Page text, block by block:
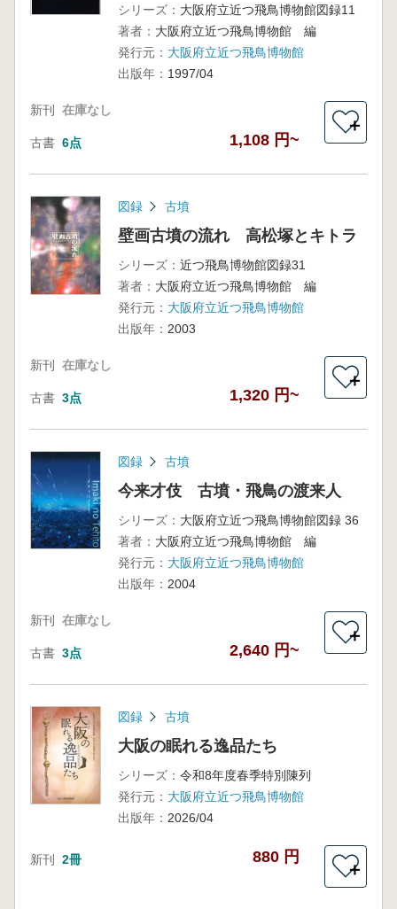
シリーズ： 大阪府立近つ飛鳥博物館図録11
著者： 大阪府立近つ飛鳥博物館 編
発行元： 大阪府立近つ飛鳥博物館
出版年： 1997/04
新刊 在庫なし
古書 6点 1,108 円~
＋
図録 古墳
壁画古墳の流れ 高松塚とキトラ
シリーズ： 近つ飛鳥博物館図録31
著者： 大阪府立近つ飛鳥博物館 編
発行元： 大阪府立近つ飛鳥博物館
出版年： 2003
新刊 在庫なし
古書 3点 1,320 円~
＋
図録 古墳
今来才伎 古墳・飛鳥の渡来人
シリーズ： 大阪府立近つ飛鳥博物館図録 36
著者： 大阪府立近つ飛鳥博物館 編
発行元： 大阪府立近つ飛鳥博物館
出版年： 2004
新刊 在庫なし
古書 3点 2,640 円~
＋
図録 古墳
大阪の眠れる逸品たち
シリーズ： 令和8年度春季特別陳列
発行元： 大阪府立近つ飛鳥博物館
出版年： 2026/04
新刊 2冊 880 円
＋